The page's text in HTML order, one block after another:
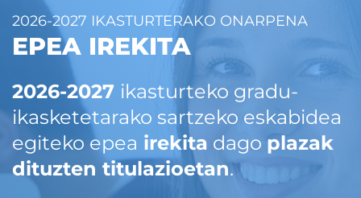
2026-2027 IKASTURTERAKO ONARPENA
EPEA IREKITA
2026-2027 ikasturteko gradu-
ikasketetarako sartzeko eskabidea
egiteko epea irekita dago plazak
dituzten titulazioetan.